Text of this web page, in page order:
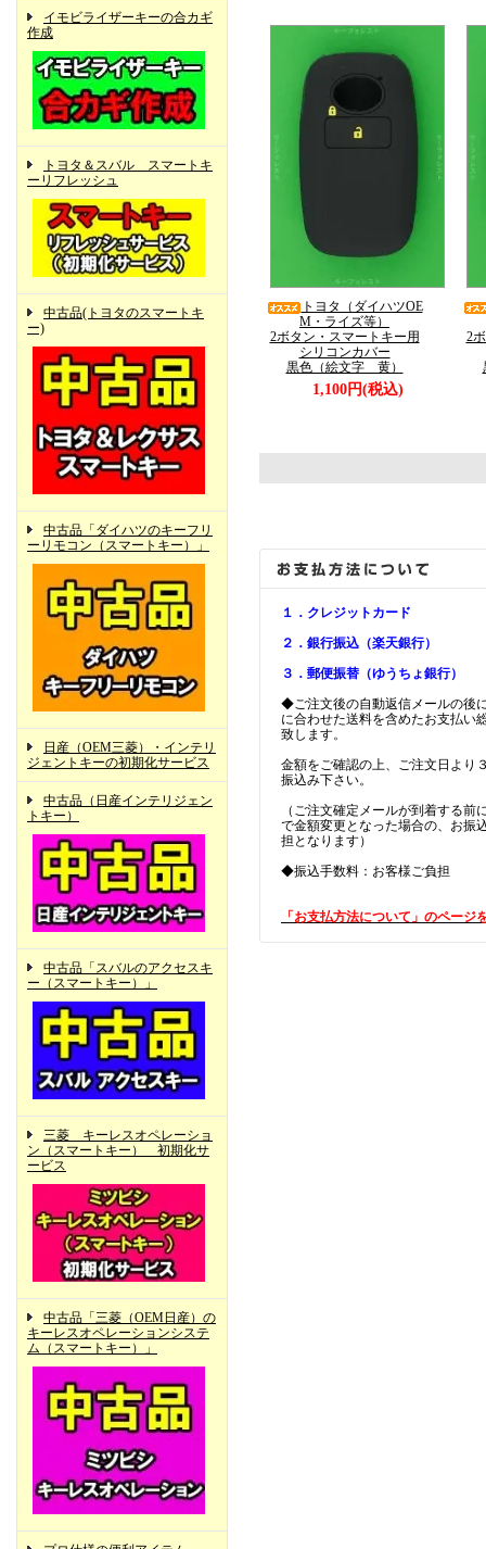
イモビライザーキーの合カギ
作成
トヨタ＆スバル スマートキ
ーリフレッシュ
中古品(トヨタのスマートキ
ー)
中古品「ダイハツのキーフリ
ーリモコン（スマートキー）」
日産（OEM三菱）・インテリ
ジェントキーの初期化サービス
中古品（日産インテリジェン
トキー）
中古品「スバルのアクセスキ
ー（スマートキー）」
三菱 キーレスオペレーショ
ン（スマートキー） 初期化サ
ービス
中古品「三菱（OEM日産）の
キーレスオペレーションシステ
ム（スマートキー）」
トヨタ（ダイハツOE
M・ライズ等）
2ボタン・スマートキー用
シリコンカバー
黒色（絵文字 黄）
1,100円(税込)
2
１．クレジットカード
２．銀行振込（楽天銀行）
３．郵便振替（ゆうちょ銀行）
◆ご注文後の自動返信メールの後
に合わせた送料を含めたお支払い
致します。
金額をご確認の上、ご注文日より
振込み下さい。
（ご注文確定メールが到着する前
で金額変更となった場合の、お振
担となります）
◆振込手数料：お客様ご負担
「お支払方法について」のページ